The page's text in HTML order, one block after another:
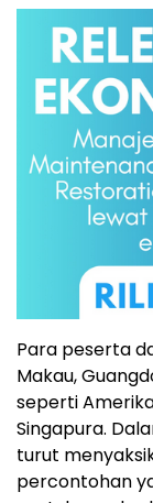
Para peserta
Makau,
seperti
Singapura.
turut
percontohan